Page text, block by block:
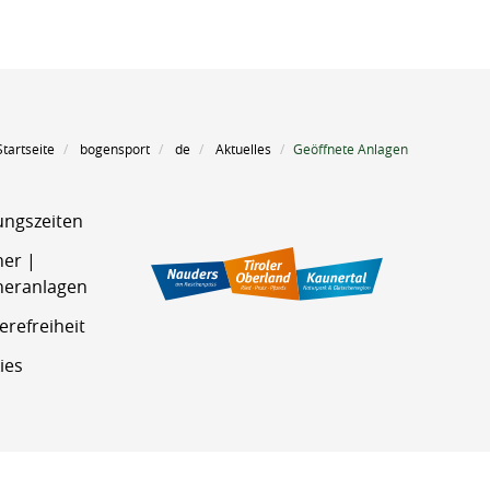
bogensport de Aktuelles Geöffnete Anlagen
|